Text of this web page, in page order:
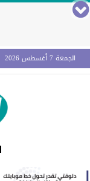
الجمعة 7 أغسطس 2026